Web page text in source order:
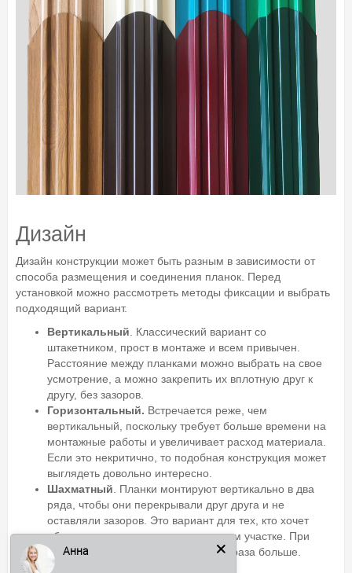
Дизайн
Дизайн конструкции может быть разным в зависимости от
способа размещения и соединения планок. Перед
установкой можно рассмотреть методы фиксации и выбрать
подходящий вариант.
Вертикальный. Классический вариант со
штакетником, прост в монтаже и всем привычен.
Расстояние между планками можно выбрать на свое
усмотрение, а можно закрепить их вплотную друг к
другу, без зазоров.
Горизонтальный. Встречается реже, чем
вертикальный, поскольку требует больше времени на
монтажные работы и увеличивает расход материала.
Если это некритично, то подобная конструкция может
выглядеть довольно интересно.
Шахматный. Планки монтируют вертикально в два
ряда, чтобы они перекрывали друг друга и не
оставляли зазоров. Это вариант для тех, кто хочет
обеспечить приватную зону на своем участке. При
этом материала потребуется в два раза больше.
Анна